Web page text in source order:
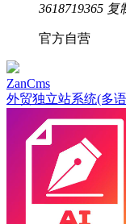
3618719365 复
官方自营
ZanCms
外贸独立站系统(多